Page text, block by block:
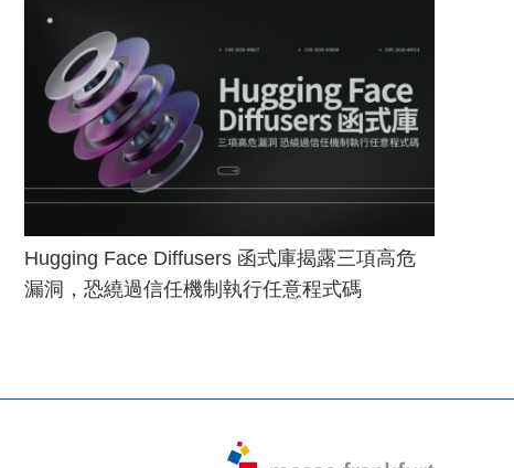
Hugging Face Diffusers 函式庫揭露三項高危
漏洞，恐繞過信任機制執行任意程式碼